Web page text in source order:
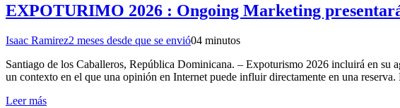
EXPOTURIMO 2026 : Ongoing Marketing
Isaac Ramirez2 meses desde que se envió04 minutos
Santiago de los Caballeros, República Dominicana. – Expoturismo 2026 incluirá en su
un contexto en el que una opinión en Internet puede influir directamente en una
Leer más